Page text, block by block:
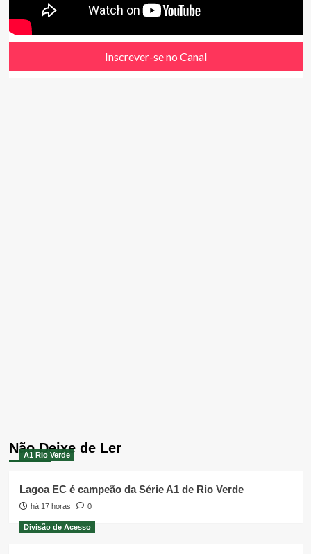
Inscrever-se no Canal
Não Deixe de Ler
A1 Rio Verde
Lagoa EC é campeão da Série A1 de Rio Verde
há 17 horas 0
Divisão de Acesso